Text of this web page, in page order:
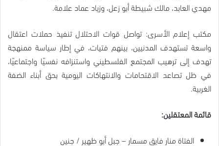
مهدي العابد، مالك شبيطة أبو زعل، وزياد عماد علامة.
مكتب إعلام الأسرى: تواصل قوات الاحتلال تنفيذ حملات اعتقال
واسعة تستهدف المدنيين، بينهم فتيات، في إطار سياسة ممنهجة
تهدف إلى ترهيب المجتمع الفلسطيني واستنزافه نفسيًا واجتماعيًا،
في ظل تصاعد الاقتحامات والانتهاكات اليومية بحق أبناء الضفة
الغربية.
قائمة المعتقلين:
الفتاة منار فايق مسمار – جبل أبو ظهير / جنين